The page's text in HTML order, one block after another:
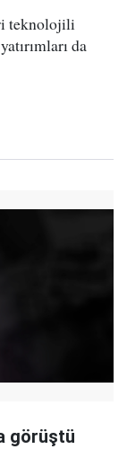
teknolojili
da
görüştü